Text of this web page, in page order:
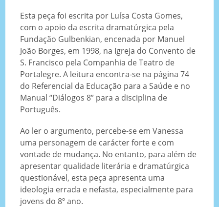
Esta peça foi escrita por Luísa Costa Gomes,
com o apoio da escrita dramatúrgica pela
Fundação Gulbenkian, encenada por Manuel
João Borges, em 1998, na Igreja do Convento de
S. Francisco pela Companhia de Teatro de
Portalegre. A leitura encontra-se na página 74
do Referencial da Educação para a Saúde e no
Manual “Diálogos 8” para a disciplina de
Português.
Ao ler o argumento, percebe-se em Vanessa
uma personagem de carácter forte e com
vontade de mudança. No entanto, para além de
apresentar qualidade literária e dramatúrgica
questionável, esta peça apresenta uma
ideologia errada e nefasta, especialmente para
jovens do 8º ano.